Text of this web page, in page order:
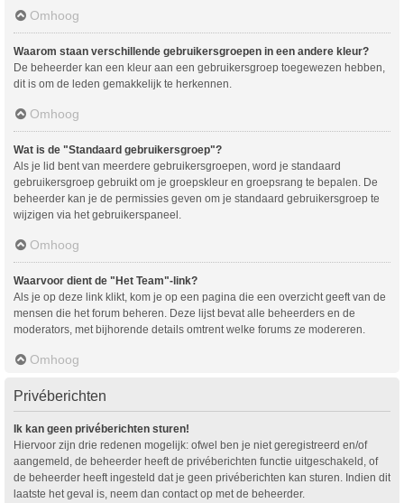
Omhoog
Waarom staan verschillende gebruikersgroepen in een andere kleur?
De beheerder kan een kleur aan een gebruikersgroep toegewezen hebben,
dit is om de leden gemakkelijk te herkennen.
Omhoog
Wat is de "Standaard gebruikersgroep"?
Als je lid bent van meerdere gebruikersgroepen, word je standaard
gebruikersgroep gebruikt om je groepskleur en groepsrang te bepalen. De
beheerder kan je de permissies geven om je standaard gebruikersgroep te
wijzigen via het gebruikerspaneel.
Omhoog
Waarvoor dient de "Het Team"-link?
Als je op deze link klikt, kom je op een pagina die een overzicht geeft van de
mensen die het forum beheren. Deze lijst bevat alle beheerders en de
moderators, met bijhorende details omtrent welke forums ze modereren.
Omhoog
Privéberichten
Ik kan geen privéberichten sturen!
Hiervoor zijn drie redenen mogelijk: ofwel ben je niet geregistreerd en/of
aangemeld, de beheerder heeft de privéberichten functie uitgeschakeld, of
de beheerder heeft ingesteld dat je geen privéberichten kan sturen. Indien dit
laatste het geval is, neem dan contact op met de beheerder.